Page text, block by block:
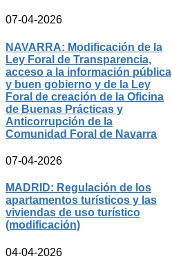
07-04-2026
NAVARRA: Modificación de la
Ley Foral de Transparencia,
acceso a la información pública
y buen gobierno y de la Ley
Foral de creación de la Oficina
de Buenas Prácticas y
Anticorrupción de la
Comunidad Foral de Navarra
07-04-2026
MADRID: Regulación de los
apartamentos turísticos y las
viviendas de uso turístico
(modificación)
04-04-2026